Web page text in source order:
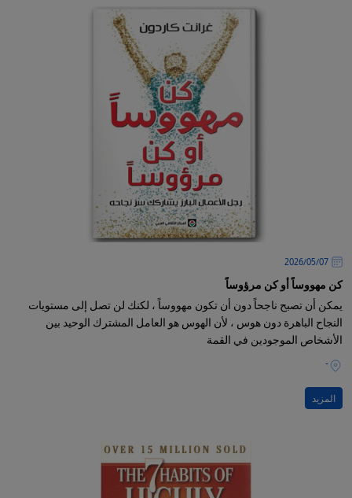
07‏/05‏/2026
كن مهووساً أو كن مرؤوساً
يمكن أن تصبح ناجحاً دون أن تكون مهووساً ، لكنك لن تصل إلى مستويات
النجاح الباهرة دون هوس ، لأن الهوس هو العامل المشترك الوحيد بين
الأشخاص الموجودين في القمة
-
المزيد